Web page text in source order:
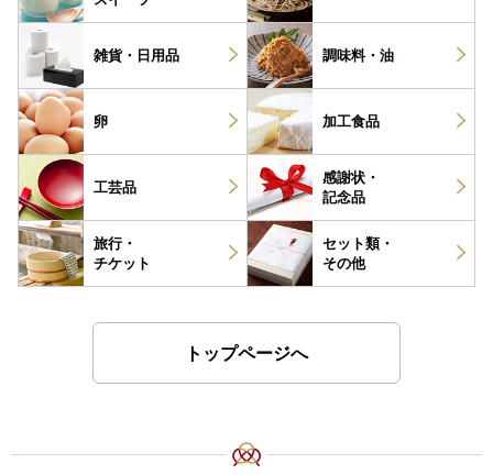
雑貨・ 日用品 調味料・ 油
卵 加工食品
工芸品
感謝状・
記念品
旅行・
チケット
セット類・
その他
トップページへ